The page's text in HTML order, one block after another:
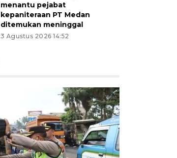
menantu pejabat
kepaniteraan PT Medan
ditemukan meninggal
3 Agustus 2026 14:52